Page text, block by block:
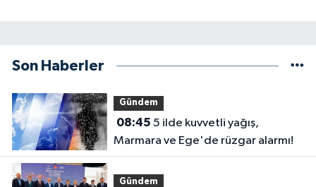
Son Haberler
Gündem
08:45
Marmara ve Ege'de rüzgar alarmı!
Gündem